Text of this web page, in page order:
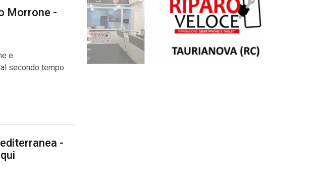
Morrone -
e
secondo tempo
-